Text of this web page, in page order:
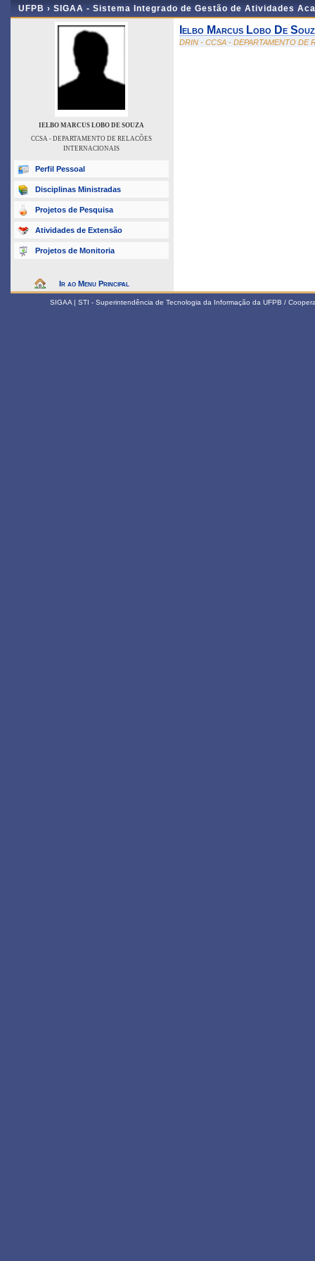
UFPB › SIGAA - Sistema Integrado de Gestão de Atividades
IELBO MARCUS LOBO DE SOUZA
CCSA - DEPARTAMENTO DE RELACÕES
INTERNACIONAIS
Perfil Pessoal
Disciplinas Ministradas
Projetos de Pesquisa
Atividades de Extensão
Projetos de Monitoria
Ir ao Menu Principal
Ielbo Marcus Lobo De
DRIN - CCSA - DEPARTAMENTO DE
SIGAA | STI - Superintendência de Tecnologia da Informação da UFPB /